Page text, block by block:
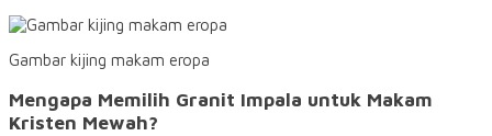
Gambar kijing makam eropa
Mengapa Memilih Granit Impala untuk Makam
Kristen Mewah?